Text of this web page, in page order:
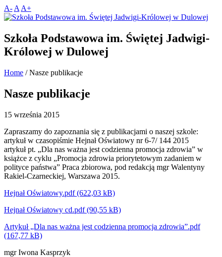
A- A A+
Szkoła Podstawowa im. Świętej Jadwigi-
Królowej w Dulowej
Home / Nasze publikacje
Nasze publikacje
15 września 2015
Zapraszamy do zapoznania się z publikacjami o naszej szkole:
artykuł w czasopiśmie Hejnał Oświatowy nr 6-7/ 144 2015
artykuł pt. „Dla nas ważna jest codzienna promocja zdrowia” w
książce z cyklu „Promocja zdrowia priorytetowym zadaniem w
polityce państwa” Praca zbiorowa, pod redakcją mgr Walentyny
Rakiel-Czarneckiej, Warszawa 2015.
Hejnał Oświatowy.pdf
Hejnał Oświatowy cd.pdf
Artykuł „Dla nas ważna jest codzienna promocja zdrowia”.pdf
mgr Iwona Kasprzyk